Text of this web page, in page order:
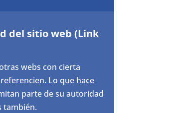
del sitio web (Link
webs con cierta
Lo que hace
parte de su autoridad
también.